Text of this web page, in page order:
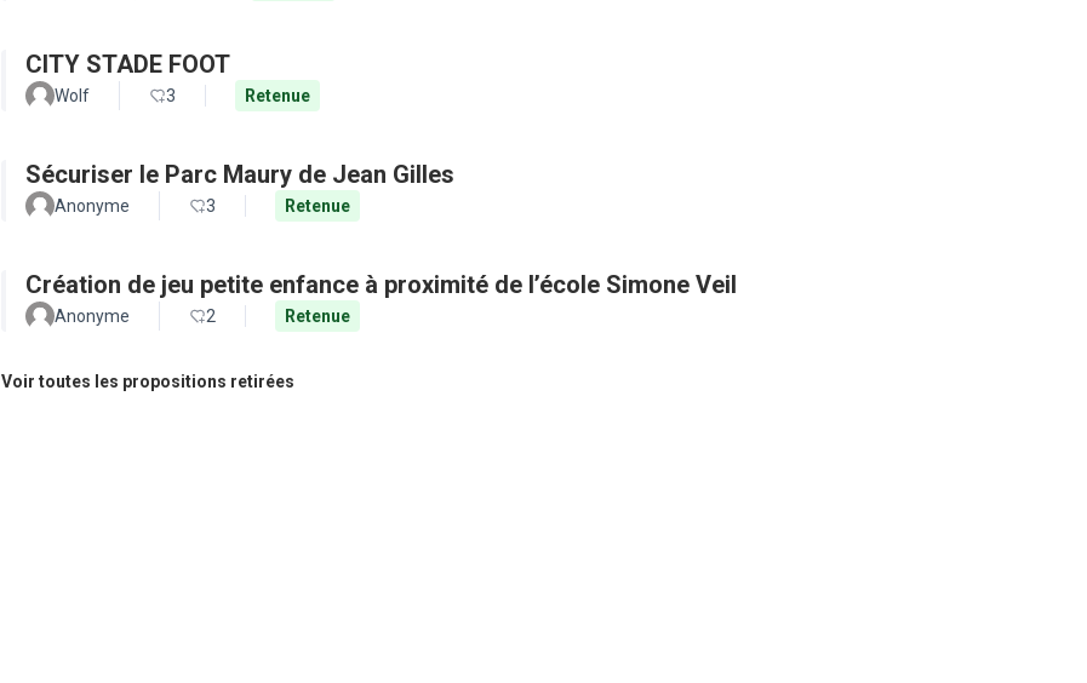
CITY STADE FOOT
Wolf 3 Retenue
Sécuriser le Parc Maury de Jean Gilles
Anonyme 3 Retenue
Création de jeu petite enfance à proximité de l’école Simone Veil
Anonyme 2 Retenue
Voir toutes les propositions retirées